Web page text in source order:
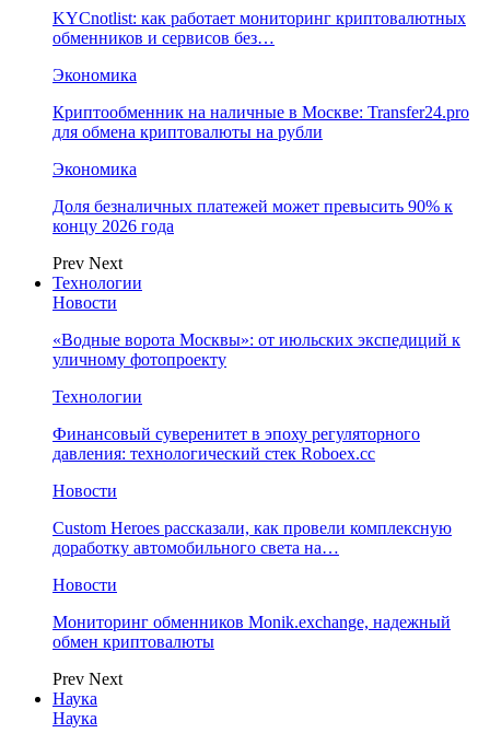
KYCnotlist: как работает мониторинг криптовалютных
обменников и сервисов без…
Экономика
Криптообменник на наличные в Москве: Transfer24.pro
для обмена криптовалюты на рубли
Экономика
Доля безналичных платежей может превысить 90% к
концу 2026 года
Prev Next
Технологии
Новости
«Водные ворота Москвы»: от июльских экспедиций к
уличному фотопроекту
Технологии
Финансовый суверенитет в эпоху регуляторного
давления: технологический стек Roboex.cc
Новости
Custom Heroes рассказали, как провели комплексную
доработку автомобильного света на…
Новости
Мониторинг обменников Monik.exchange, надежный
обмен криптовалюты
Prev Next
Наука
Наука